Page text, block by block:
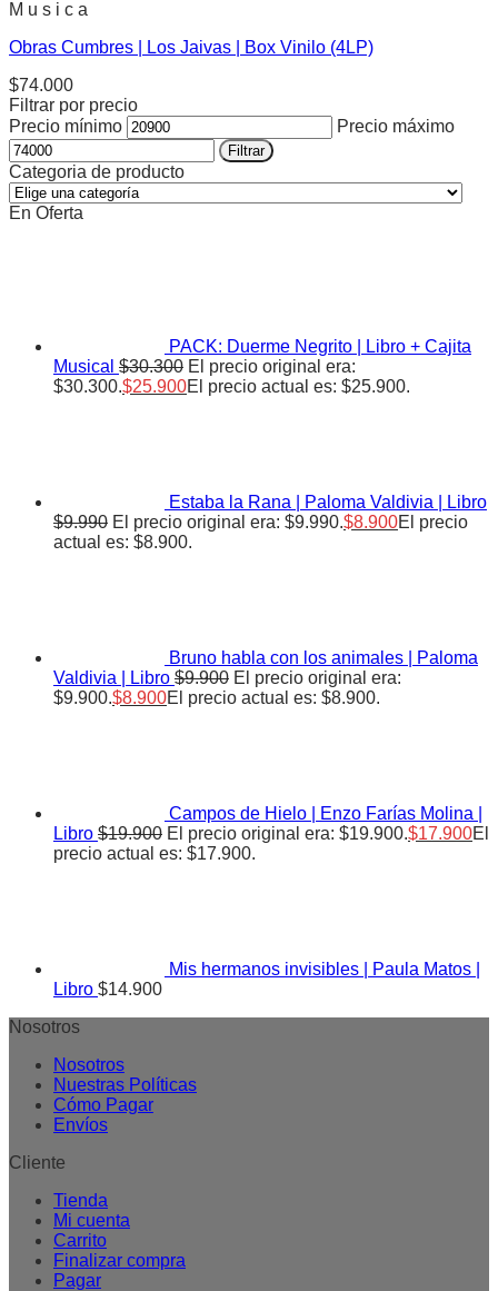
M u s i c a
Obras Cumbres | Los Jaivas | Box Vinilo (4LP)
$74.000
Filtrar por precio
Precio mínimo
Precio máximo
Filtrar
Categoria de producto
En Oferta
PACK: Duerme Negrito | Libro + Cajita
Musical $30.300 El precio original era:
$30.300.$25.900El precio actual es: $25.900.
Estaba la Rana | Paloma Valdivia | Libro
$9.990 El precio original era: $9.990.$8.900El precio
actual es: $8.900.
Bruno habla con los animales | Paloma
Valdivia | Libro $9.900 El precio original era:
$9.900.$8.900El precio actual es: $8.900.
Campos de Hielo | Enzo Farías Molina |
Libro $19.900 El precio original era: $19.900.$17.900El
precio actual es: $17.900.
Mis hermanos invisibles | Paula Matos |
Libro $14.900
Nosotros
Nosotros
Nuestras Políticas
Cómo Pagar
Envíos
Cliente
Tienda
Mi cuenta
Carrito
Finalizar compra
Pagar